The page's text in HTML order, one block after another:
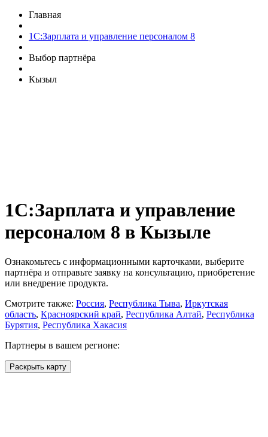
Главная
1С:Зарплата и управление персоналом 8
Выбор партнёра
Кызыл
1С:Зарплата и управление
персоналом 8 в Кызыле
Ознакомьтесь с информационными карточками, выберите
партнёра и отправьте заявку на консультацию, приобретение
или внедрение продукта.
Смотрите также: Россия, Республика Тыва, Иркутская
область, Красноярский край, Республика Алтай, Республика
Бурятия, Республика Хакасия
Партнеры в вашем регионе:
Раскрыть карту